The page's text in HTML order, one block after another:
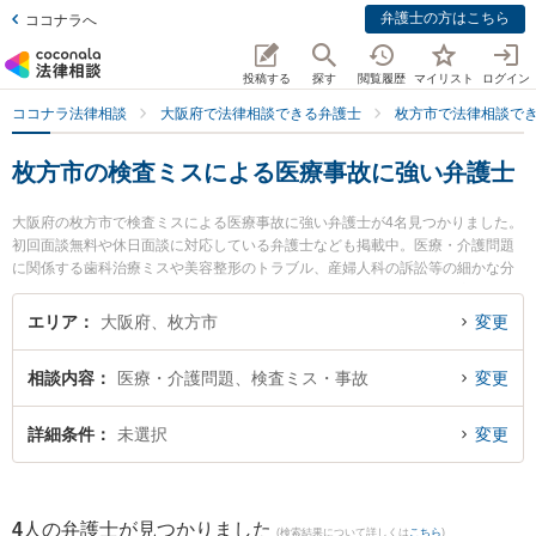
ココナラへ 弁護士の方はこちら
投稿する 探す 閲覧履歴 マイリスト ログイン
ココナラ法律相談 大阪府で法律相談できる弁護士 枚方市で法律相談で
枚方市の検査ミスによる医療事故に強い弁護士
大阪府の枚方市で検査ミスによる医療事故に強い弁護士が4名見つかりました。
初回面談無料や休日面談に対応している弁護士なども掲載中。医療・介護問題
に関係する歯科治療ミスや美容整形のトラブル、産婦人科の訴訟等の細かな分
野での絞り込み検索もでき便利です。特に大昭法律事務所の重光 健太郎弁護士
や弁護士法人ひこぼし法律事務所の村山 雅信弁護士、弁護士法人東部おおさか
による医療事故のトラブルを今すぐに弁護士に相談したい』『検査ミスによる
医療事故のトラブル解決の実績豊富な近くの弁護士を検索したい』『初回相談
無料で検査ミスによる医療事故を法律相談できる枚方市内の弁護士に相談予約
エリア 大阪府、枚方市 変更
相談内容 医療・介護問題、検査ミス・事故 変更
詳細条件 未選択 変更
4 人の弁護士が見つかりました (検索結果について詳しくは こちら)